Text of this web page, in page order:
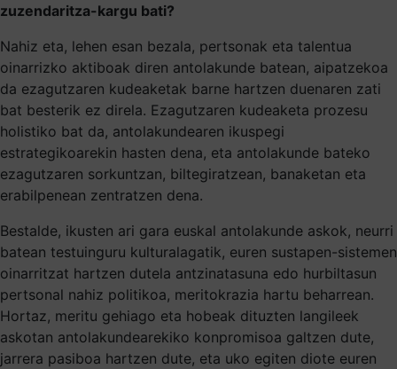
zuzendaritza-kargu bati?
Nahiz eta, lehen esan bezala, pertsonak eta talentua
oinarrizko aktiboak diren antolakunde batean, aipatzekoa
da ezagutzaren kudeaketak barne hartzen duenaren zati
bat besterik ez direla. Ezagutzaren kudeaketa prozesu
holistiko bat da, antolakundearen ikuspegi
estrategikoarekin hasten dena, eta antolakunde bateko
ezagutzaren sorkuntzan, biltegiratzean, banaketan eta
erabilpenean zentratzen dena.
Bestalde, ikusten ari gara euskal antolakunde askok, neurri
batean testuinguru kulturalagatik, euren sustapen-sistemen
oinarritzat hartzen dutela antzinatasuna edo hurbiltasun
pertsonal nahiz politikoa, meritokrazia hartu beharrean.
Hortaz, meritu gehiago eta hobeak dituzten langileek
askotan antolakundearekiko konpromisoa galtzen dute,
jarrera pasiboa hartzen dute, eta uko egiten diote euren